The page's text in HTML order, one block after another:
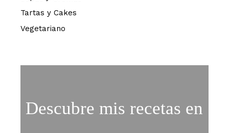
Tartas y Cakes
Vegetariano
Descubre mis recetas en